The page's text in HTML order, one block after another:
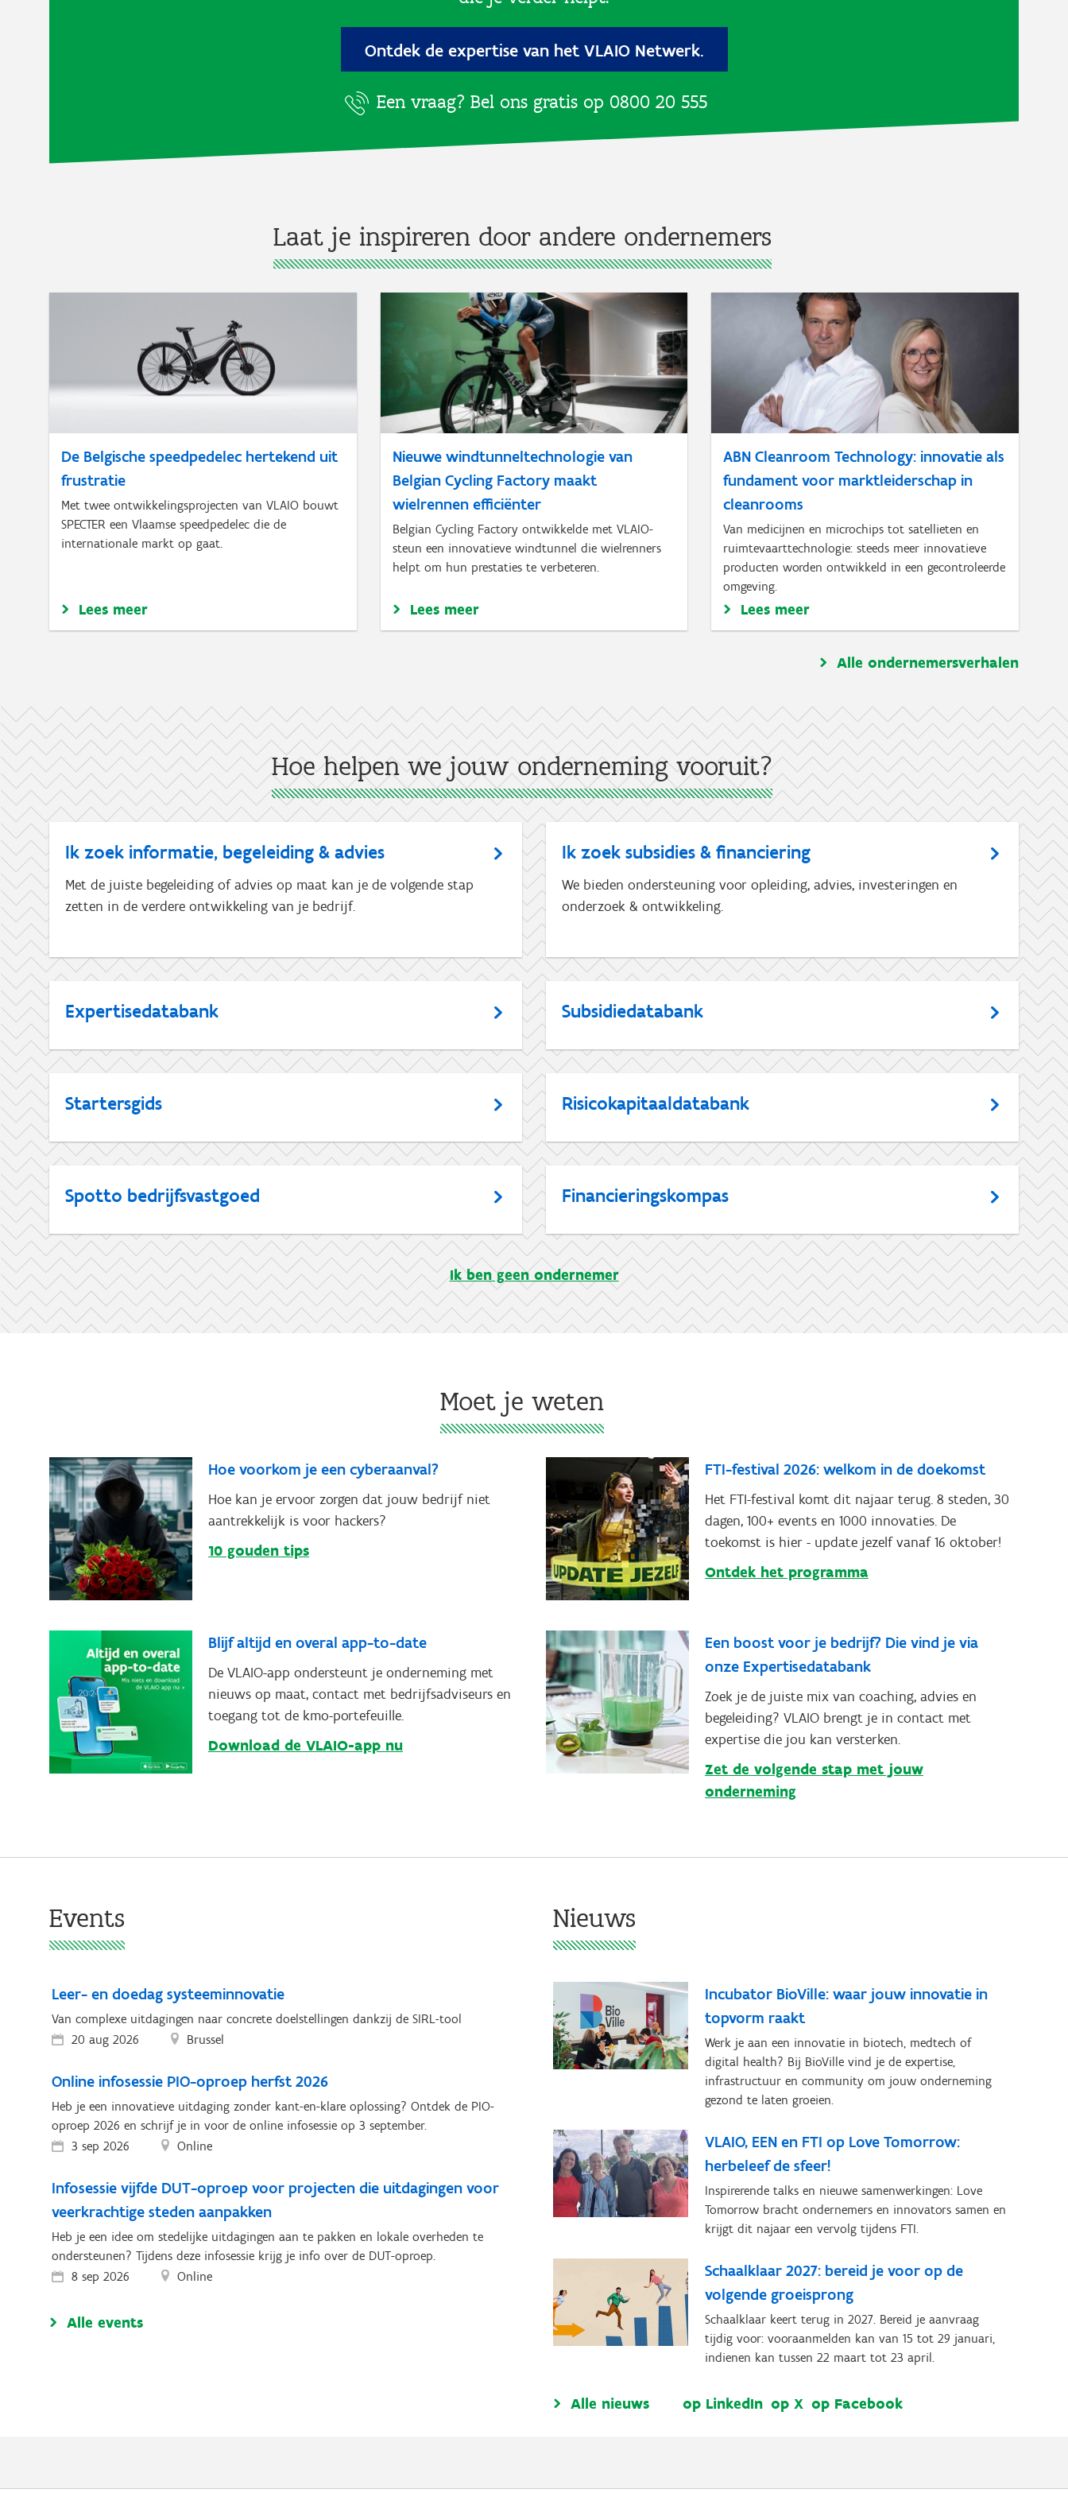
Ontdek de expertise van het VLAIO Netwerk.
Een vraag? Bel ons gratis op 0800 20 555
Laat je inspireren door andere ondernemers
De Belgische speedpedelec hertekend uit
frustratie
Met twee ontwikkelingsprojecten van VLAIO bouwt
SPECTER een Vlaamse speedpedelec die de
internationale markt op gaat.
Lees meer
Nieuwe windtunneltechnologie van
Belgian Cycling Factory maakt
wielrennen efficiënter
Belgian Cycling Factory ontwikkelde met VLAIO-
steun een innovatieve windtunnel die wielrenners
helpt om hun prestaties te verbeteren.
Lees meer
ABN Cleanroom Technology: innovatie als
fundament voor marktleiderschap in
cleanrooms
Van medicijnen en microchips tot satellieten en
ruimtevaarttechnologie: steeds meer innovatieve
producten worden ontwikkeld in een gecontroleerde
omgeving.
Lees meer
Alle ondernemersverhalen
Hoe helpen we jouw onderneming vooruit?
Ik zoek informatie, begeleiding & advies
Met de juiste begeleiding of advies op maat kan je de volgende stap
zetten in de verdere ontwikkeling van je bedrijf.
Expertisedatabank
Startersgids
Spotto bedrijfsvastgoed
Ik zoek subsidies & financiering
We bieden ondersteuning voor opleiding, advies, investeringen en
onderzoek & ontwikkeling.
Subsidiedatabank
Risicokapitaaldatabank
Financieringskompas
Ik ben geen ondernemer
Moet je weten
Hoe voorkom je een cyberaanval?
Hoe kan je ervoor zorgen dat jouw bedrijf niet
aantrekkelijk is voor hackers?
10 gouden tips
FTI-festival 2026: welkom in de doekomst
Het FTI-festival komt dit najaar terug. 8 steden, 30
dagen, 100+ events en 1000 innovaties. De
toekomst is hier - update jezelf vanaf 16 oktober!
Ontdek het programma
Blijf altijd en overal app-to-date
De VLAIO-app ondersteunt je onderneming met
nieuws op maat, contact met bedrijfsadviseurs en
toegang tot de kmo-portefeuille.
Download de VLAIO-app nu
Een boost voor je bedrijf? Die vind je via
onze Expertisedatabank
Zoek je de juiste mix van coaching, advies en
begeleiding? VLAIO brengt je in contact met
expertise die jou kan versterken.
Zet de volgende stap met jouw
onderneming
Events
Leer- en doedag systeeminnovatie
Van complexe uitdagingen naar concrete doelstellingen dankzij de SIRL-tool
20 aug 2026
Brussel
Online infosessie PIO-oproep herfst 2026
Heb je een innovatieve uitdaging zonder kant-en-klare oplossing? Ontdek de PIO-
oproep 2026 en schrijf je in voor de online infosessie op 3 september.
3 sep 2026
Online
Infosessie vijfde DUT-oproep voor projecten die uitdagingen voor
veerkrachtige steden aanpakken
Heb je een idee om stedelijke uitdagingen aan te pakken en lokale overheden te
ondersteunen? Tijdens deze infosessie krijg je info over de DUT-oproep.
8 sep 2026
Online
Alle events
Nieuws
Incubator BioVille: waar jouw innovatie in
topvorm raakt
Werk je aan een innovatie in biotech, medtech of
digital health? Bij BioVille vind je de expertise,
infrastructuur en community om jouw onderneming
gezond te laten groeien.
VLAIO, EEN en FTI op Love Tomorrow:
herbeleef de sfeer!
Inspirerende talks en nieuwe samenwerkingen: Love
Tomorrow bracht ondernemers en innovators samen en
krijgt dit najaar een vervolg tijdens FTI.
Schaalklaar 2027: bereid je voor op de
volgende groeisprong
Schaalklaar keert terug in 2027. Bereid je aanvraag
tijdig voor: vooraanmelden kan van 15 tot 29 januari,
indienen kan tussen 22 maart tot 23 april.
Alle nieuws op LinkedIn op X op Facebook